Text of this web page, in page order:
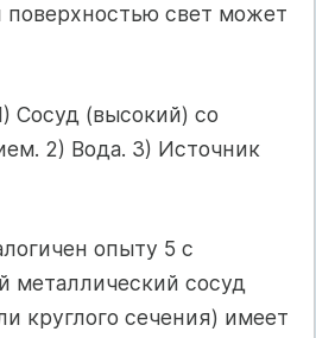
поверхностью свет может
Сосуд (высокий) со
2) Вода. 3) Источник
опыту 5 с
металлический сосуд
круглого сечения) имеет